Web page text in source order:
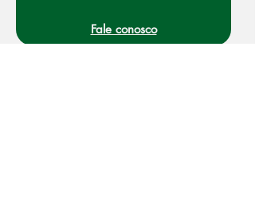
Fale conosco